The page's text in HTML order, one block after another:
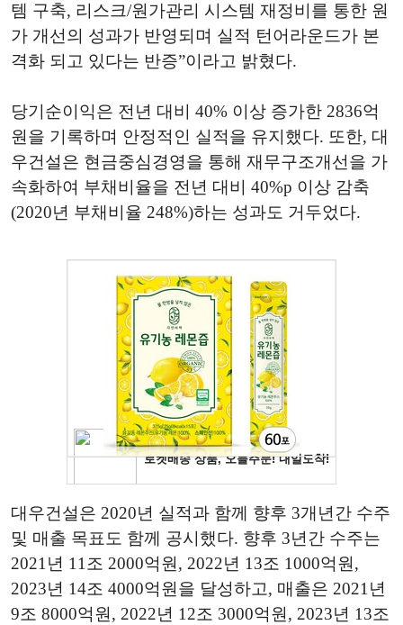
템 구축, 리스크/원가관리 시스템 재정비를 통한 원
가 개선의 성과가 반영되며 실적 턴어라운드가 본
격화 되고 있다는 반증”이라고 밝혔다.
당기순이익은 전년 대비 40% 이상 증가한 2836억
원을 기록하며 안정적인 실적을 유지했다. 또한, 대
우건설은 현금중심경영을 통해 재무구조개선을 가
속화하여 부채비율을 전년 대비 40%p 이상 감축
(2020년 부채비율 248%)하는 성과도 거두었다.
대우건설은 2020년 실적과 함께 향후 3개년간 수주
및 매출 목표도 함께 공시했다. 향후 3년간 수주는
2021년 11조 2000억원, 2022년 13조 1000억원,
2023년 14조 4000억원을 달성하고, 매출은 2021년
9조 8000억원, 2022년 12조 3000억원, 2023년 13조